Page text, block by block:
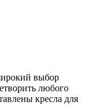
выбор
любого
кресла для